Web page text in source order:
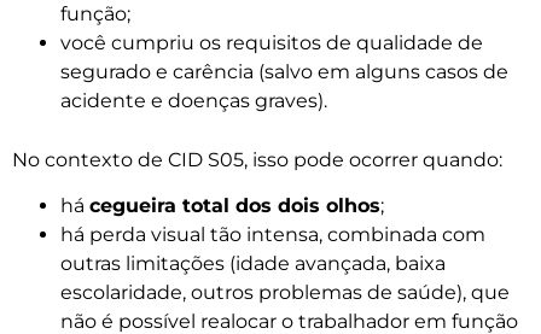
função;
você cumpriu os requisitos de qualidade de
segurado e carência (salvo em alguns casos de
acidente e doenças graves).
No contexto de CID S05, isso pode ocorrer quando:
há cegueira total dos dois olhos;
há perda visual tão intensa, combinada com
outras limitações (idade avançada, baixa
escolaridade, outros problemas de saúde), que
não é possível realocar o trabalhador em função